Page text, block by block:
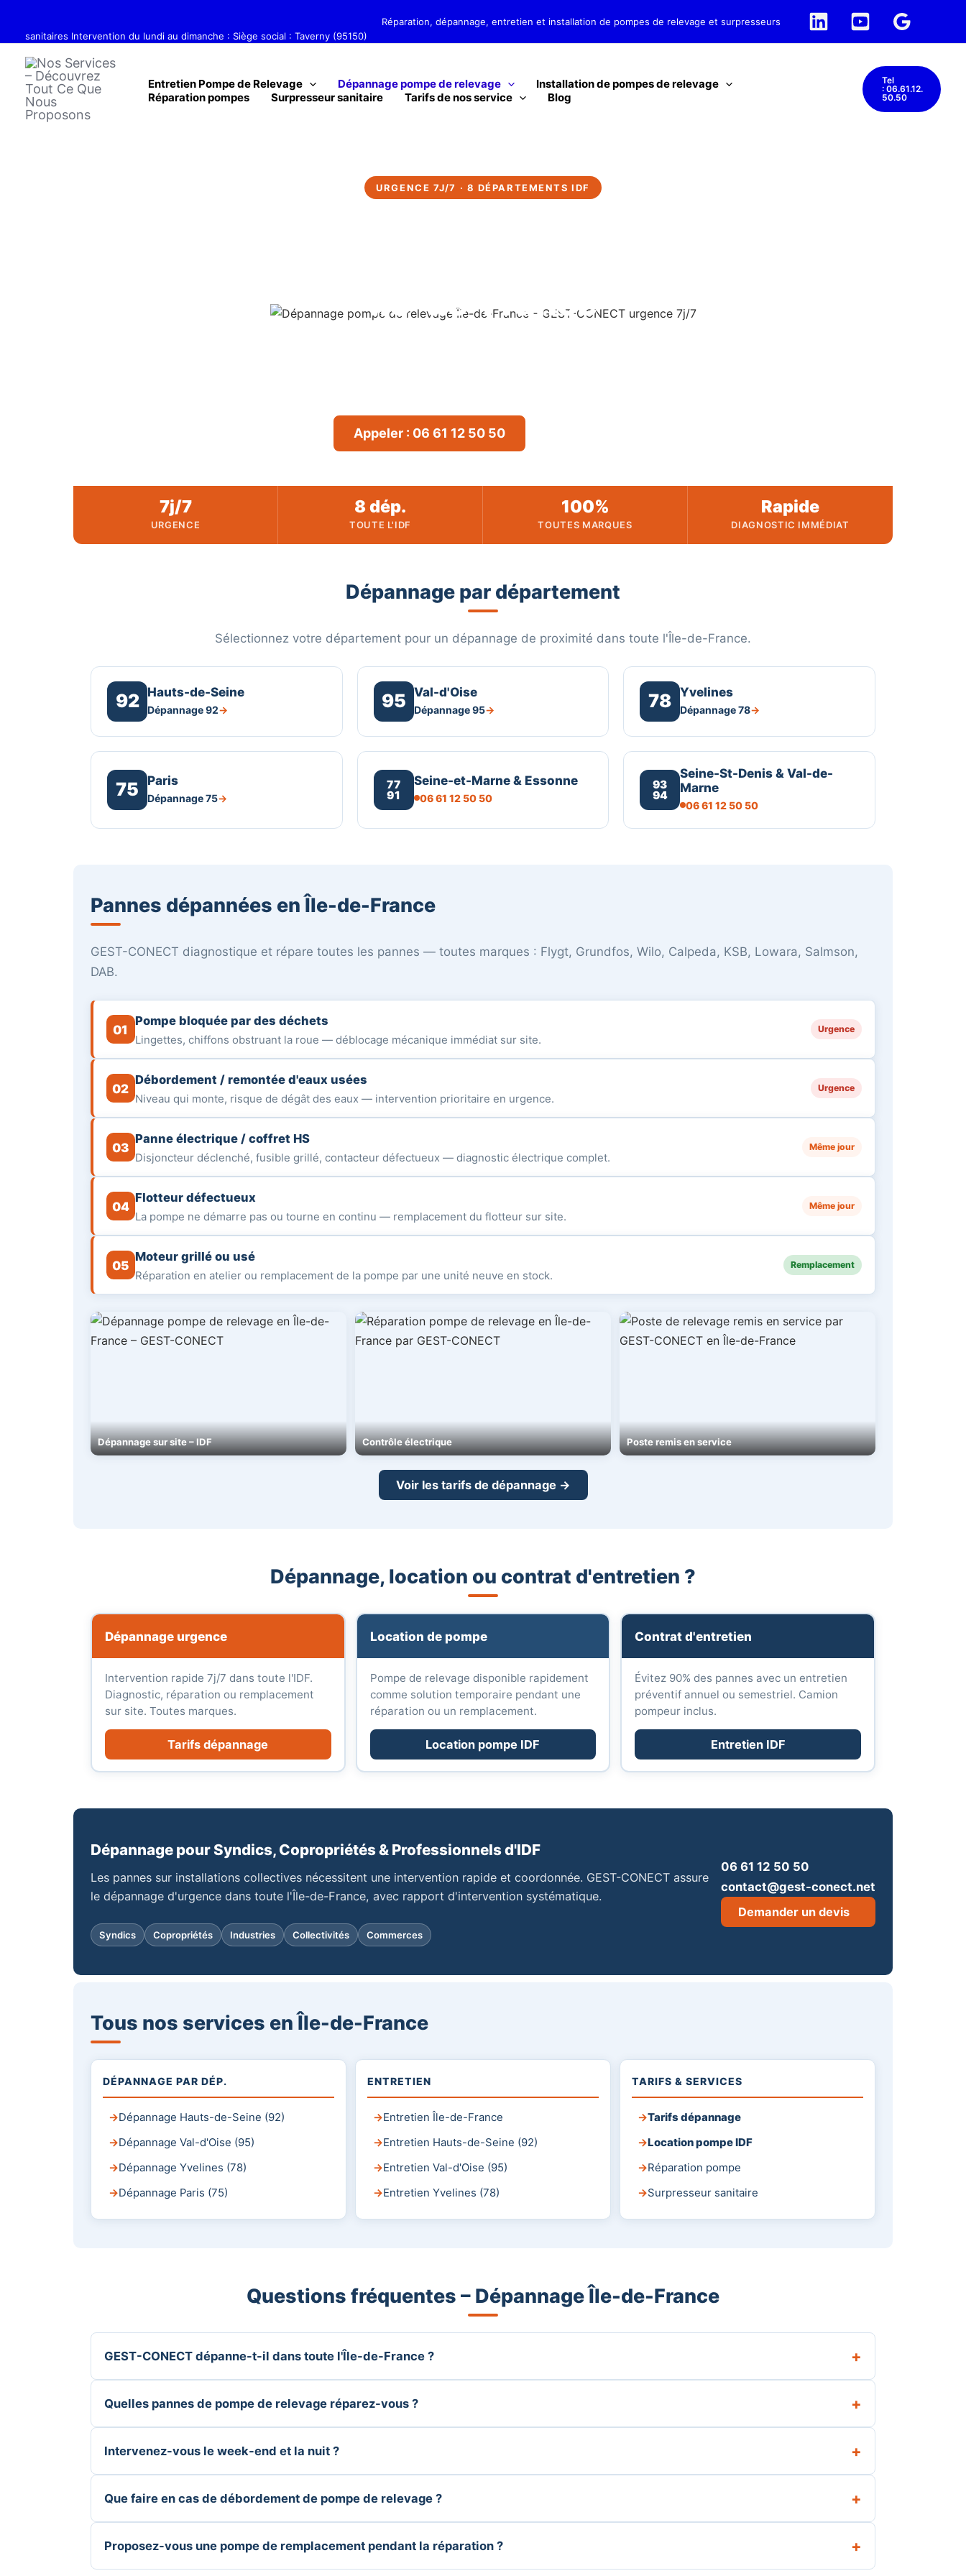
Réparation, dépannage, entretien et installation de pompes de relevage et surpresseurs
sanitaires Intervention du lundi au dimanche : Siège social : Taverny (95150)
Entretien Pompe de Relevage Dépannage pompe de relevage
Installation de pompes de relevage
Réparation pompes
Surpresseur sanitaire Tarifs de nos service Blog
Tel
: 06.61.12.
50.50
URGENCE 7J/7 · 8 DÉPARTEMENTS IDF
Île-de-France
Appeler : 06 61 12 50 50
7j/7
URGENCE
8 dép.
TOUTE L'IDF
100%
TOUTES MARQUES
Rapide
DIAGNOSTIC IMMÉDIAT
Dépannage par département
Sélectionnez votre département pour un dépannage de proximité dans toute l'Île-de-France.
92 Hauts-de-Seine
Dépannage 92 95 Val-d'Oise
Dépannage 95 78 Yvelines
Dépannage 78
75 Paris
Dépannage 75
77
91
Seine-et-Marne & Essonne
06 61 12 50 50
93
94
Seine-St-Denis & Val-de-
Marne
06 61 12 50 50
Pannes dépannées en Île-de-France
GEST-CONECT diagnostique et répare toutes les pannes — toutes marques : Flygt, Grundfos, Wilo, Calpeda, KSB, Lowara, Salmson,
DAB.
01
Pompe bloquée par des déchets
Lingettes, chiffons obstruant la roue — déblocage mécanique immédiat sur site.
Urgence
02
Débordement / remontée d'eaux usées
Niveau qui monte, risque de dégât des eaux — intervention prioritaire en urgence.
Urgence
03
Panne électrique / coffret HS
Disjoncteur déclenché, fusible grillé, contacteur défectueux — diagnostic électrique complet.
Même jour
04
Flotteur défectueux
La pompe ne démarre pas ou tourne en continu — remplacement du flotteur sur site.
Même jour
05
Moteur grillé ou usé
Réparation en atelier ou remplacement de la pompe par une unité neuve en stock.
Remplacement
Dépannage sur site – IDF Contrôle électrique Poste remis en service
Voir les tarifs de dépannage →
Dépannage, location ou contrat d'entretien ?
Dépannage urgence
Intervention rapide 7j/7 dans toute l'IDF.
Diagnostic, réparation ou remplacement
sur site. Toutes marques.
Tarifs dépannage
Location de pompe
Pompe de relevage disponible rapidement
comme solution temporaire pendant une
réparation ou un remplacement.
Location pompe IDF
Contrat d'entretien
Évitez 90% des pannes avec un entretien
préventif annuel ou semestriel. Camion
pompeur inclus.
Entretien IDF
Dépannage pour Syndics, Copropriétés & Professionnels d'IDF
Les pannes sur installations collectives nécessitent une intervention rapide et coordonnée. GEST-CONECT assure
le dépannage d'urgence dans toute l'Île-de-France, avec rapport d'intervention systématique.
Syndics Copropriétés Industries Collectivités Commerces
06 61 12 50 50
contact@gest-conect.net
Demander un devis
Tous nos services en Île-de-France
DÉPANNAGE PAR DÉP.
Dépannage Hauts-de-Seine (92)
Dépannage Val-d'Oise (95)
Dépannage Yvelines (78)
Dépannage Paris (75)
ENTRETIEN
Entretien Île-de-France
Entretien Hauts-de-Seine (92)
Entretien Val-d'Oise (95)
Entretien Yvelines (78)
TARIFS & SERVICES
Tarifs dépannage
Location pompe IDF
Réparation pompe
Surpresseur sanitaire
Questions fréquentes – Dépannage Île-de-France
GEST-CONECT dépanne-t-il dans toute l'Île-de-France ?
Quelles pannes de pompe de relevage réparez-vous ?
Intervenez-vous le week-end et la nuit ?
Que faire en cas de débordement de pompe de relevage ?
Proposez-vous une pompe de remplacement pendant la réparation ?